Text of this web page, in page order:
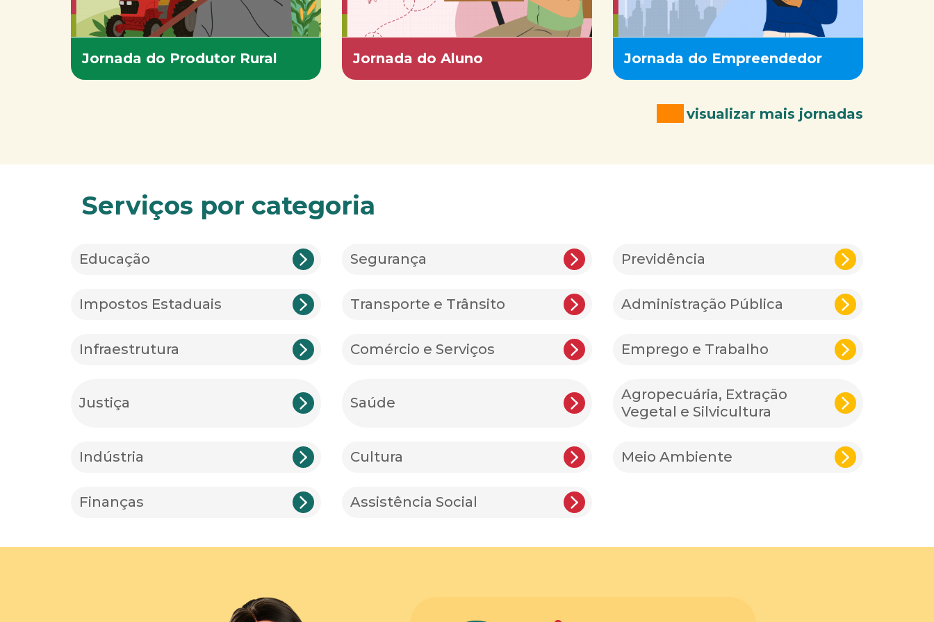
Jornada do Produtor Rural Jornada do Aluno Jornada do Empreendedor
visualizar mais jornadas
Serviços por categoria
Educação Segurança Previdência
Impostos Estaduais Transporte e Trânsito Administração Pública
Infraestrutura Comércio e Serviços Emprego e Trabalho
Justiça Saúde
Agropecuária, Extração
Vegetal e Silvicultura
Indústria Cultura Meio Ambiente
Finanças Assistência Social